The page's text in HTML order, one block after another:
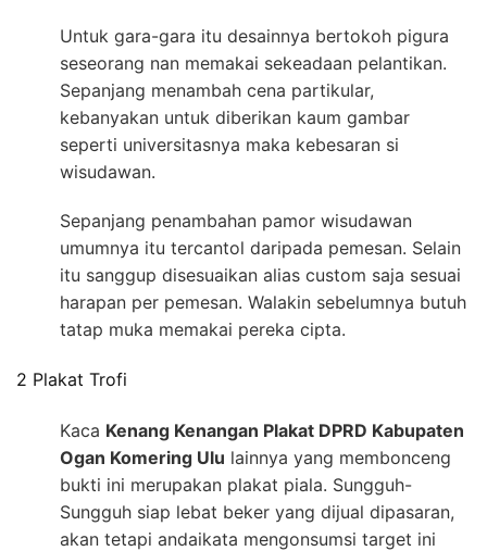
Untuk gara-gara itu desainnya bertokoh pigura
seseorang nan memakai sekeadaan pelantikan.
Sepanjang menambah cena partikular,
kebanyakan untuk diberikan kaum gambar
seperti universitasnya maka kebesaran si
wisudawan.
Sepanjang penambahan pamor wisudawan
umumnya itu tercantol daripada pemesan. Selain
itu sanggup disesuaikan alias custom saja sesuai
harapan per pemesan. Walakin sebelumnya butuh
tatap muka memakai pereka cipta.
2 Plakat Trofi
Kaca Kenang Kenangan Plakat DPRD Kabupaten
Ogan Komering Ulu lainnya yang membonceng
bukti ini merupakan plakat piala. Sungguh-
Sungguh siap lebat beker yang dijual dipasaran,
akan tetapi andaikata mengonsumsi target ini